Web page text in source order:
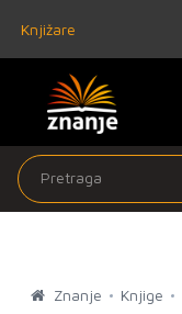
Knjižare
Znanje Knjige